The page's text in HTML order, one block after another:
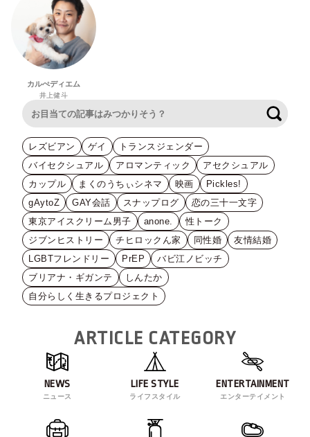
カルぺディエム
井上健斗
レズビアン ゲイ
トランスジェンダー
バイセクシュアル
アロマンティック
アセクシュアル
カップル
まくのうちぃシネマ 映画
Pickles!
gAytoZ
GAY会話 スナップログ
恋の三十一文字
東京アイスクリーム男子
anone.
性トーク
ジブンヒストリー
チヒロックん家 同性婚
友情結婚
LGBTフレンドリー
PrEP
バビ江ノビッチ
ブリアナ・ギガンテ
しんたか
自分らしく生きるプロジェクト
ARTICLE CATEGORY
NEWS
ニュース
LIFE STYLE
ライフスタイル
ENTERTAINMENT
エンターテイメント